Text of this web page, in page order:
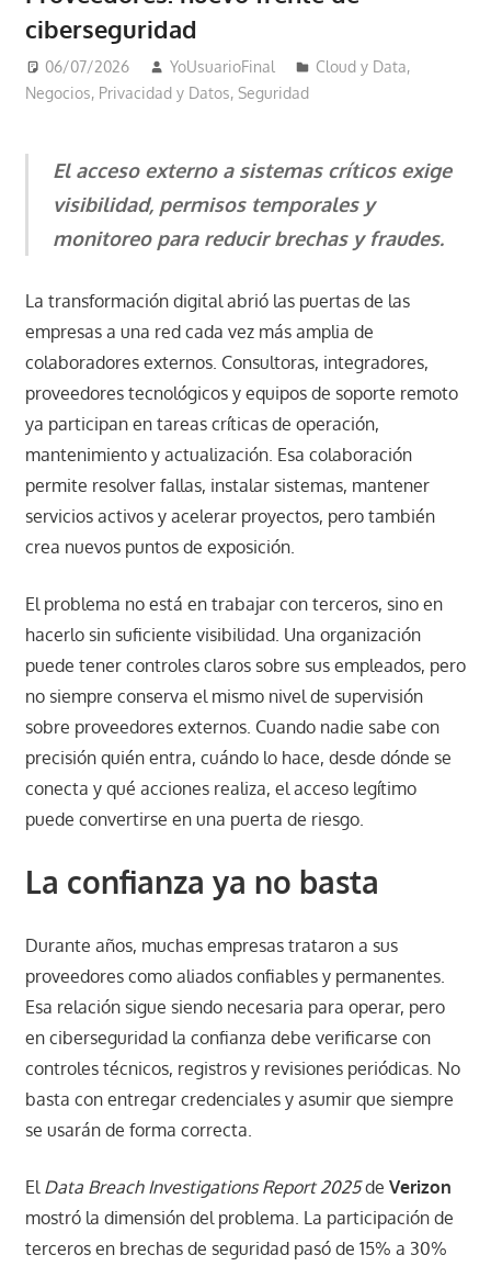
ciberseguridad
06/07/2026 YoUsuarioFinal Cloud y Data,
Negocios, Privacidad y Datos, Seguridad
El acceso externo a sistemas críticos exige
visibilidad, permisos temporales y
monitoreo para reducir brechas y fraudes.
La transformación digital abrió las puertas de las
empresas a una red cada vez más amplia de
colaboradores externos. Consultoras, integradores,
proveedores tecnológicos y equipos de soporte remoto
ya participan en tareas críticas de operación,
mantenimiento y actualización. Esa colaboración
permite resolver fallas, instalar sistemas, mantener
servicios activos y acelerar proyectos, pero también
crea nuevos puntos de exposición.
El problema no está en trabajar con terceros, sino en
hacerlo sin suficiente visibilidad. Una organización
puede tener controles claros sobre sus empleados, pero
no siempre conserva el mismo nivel de supervisión
sobre proveedores externos. Cuando nadie sabe con
precisión quién entra, cuándo lo hace, desde dónde se
conecta y qué acciones realiza, el acceso legítimo
puede convertirse en una puerta de riesgo.
La confianza ya no basta
Durante años, muchas empresas trataron a sus
proveedores como aliados confiables y permanentes.
Esa relación sigue siendo necesaria para operar, pero
en ciberseguridad la confianza debe verificarse con
controles técnicos, registros y revisiones periódicas. No
basta con entregar credenciales y asumir que siempre
se usarán de forma correcta.
El Data Breach Investigations Report 2025de Verizon
mostró la dimensión del problema. La participación de
terceros en brechas de seguridad pasó de 15% a 30%